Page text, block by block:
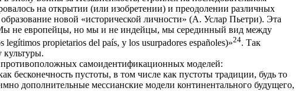
на открытии (или изобретении) и преодолении различных
новой «исторической личности» (А. Услар Пьетри). Эта
не европейцы, но мы и не индейцы, мы серединный вид между
propietarios del país, y los usurpadores españoles)»24. Так
культуры.
противоположных самоидентификационных моделей:
бесконечность пустоты, в том числе как пустоты традиции, будь то
дополнительные мессианские модели континентального будущего,